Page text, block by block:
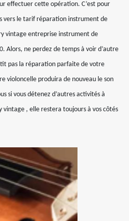
effectuer cette opération. C’est pour
vers le tarif réparation instrument de
vintage entreprise instrument de
Alors, ne perdez de temps à voir d’autre
pas la réparation parfaite de votre
violoncelle produira de nouveau le son
si vous détenez d’autres activités à
, elle restera toujours à vos côtés